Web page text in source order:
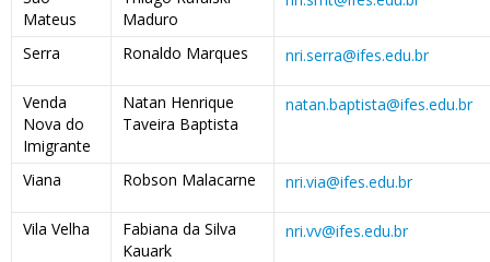
Mateus
Maduro
Serra Ronaldo Marques nri.serra@ifes.edu.br
Venda
Nova do
Imigrante
Natan Henrique
Taveira Baptista
natan.baptista@ifes.edu.br
Viana Robson Malacarne nri.via@ifes.edu.br
Vila Velha
Fabiana da Silva
Kauark
nri.vv@ifes.edu.br